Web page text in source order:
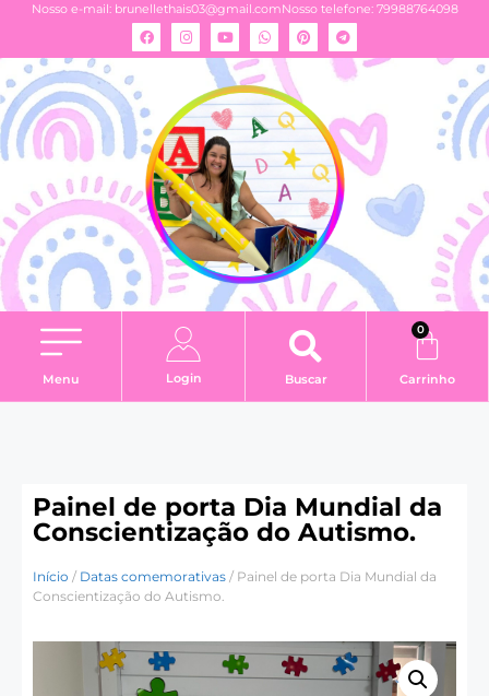
Nosso e-mail: brunellethais03@gmail.comNosso telefone: 79988764098
Menu Login Buscar
0
Carrinho
Painel de porta Dia Mundial da
Conscientização do Autismo.
Início / Datas comemorativas / Painel de porta Dia Mundial da
Conscientização do Autismo.